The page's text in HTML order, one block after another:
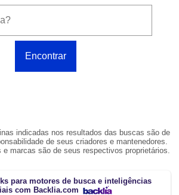
indicadas nos resultados das buscas são de
de seus criadores e mantenedores.
e marcas são de seus respectivos proprietários.
para motores de busca e inteligências
com Backlia.com